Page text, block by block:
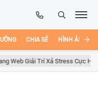
CHIA SẺ HÌNH ẢNH
Trí Xả Stress Cực Hay Ho Trên